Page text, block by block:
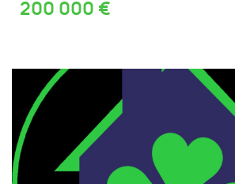
200 000 €
Kúpa 2i byt Žilina